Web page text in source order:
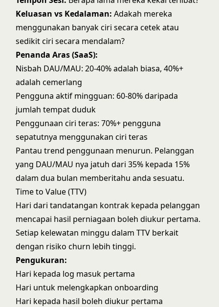
Keluasan vs Kedalaman: Adakah mereka
menggunakan banyak ciri secara cetek atau
sedikit ciri secara mendalam?
Penanda Aras (SaaS):
Nisbah DAU/MAU: 20-40% adalah biasa, 40%+
adalah cemerlang
Pengguna aktif mingguan: 60-80% daripada
jumlah tempat duduk
Penggunaan ciri teras: 70%+ pengguna
sepatutnya menggunakan ciri teras
Pantau trend penggunaan menurun. Pelanggan
yang DAU/MAU nya jatuh dari 35% kepada 15%
dalam dua bulan memberitahu anda sesuatu.
Time to Value (TTV)
Hari dari tandatangan kontrak kepada pelanggan
mencapai hasil perniagaan boleh diukur pertama.
Setiap kelewatan minggu dalam TTV berkait
dengan risiko churn lebih tinggi.
Pengukuran:
Hari kepada log masuk pertama
Hari untuk melengkapkan onboarding
Hari kepada hasil boleh diukur pertama